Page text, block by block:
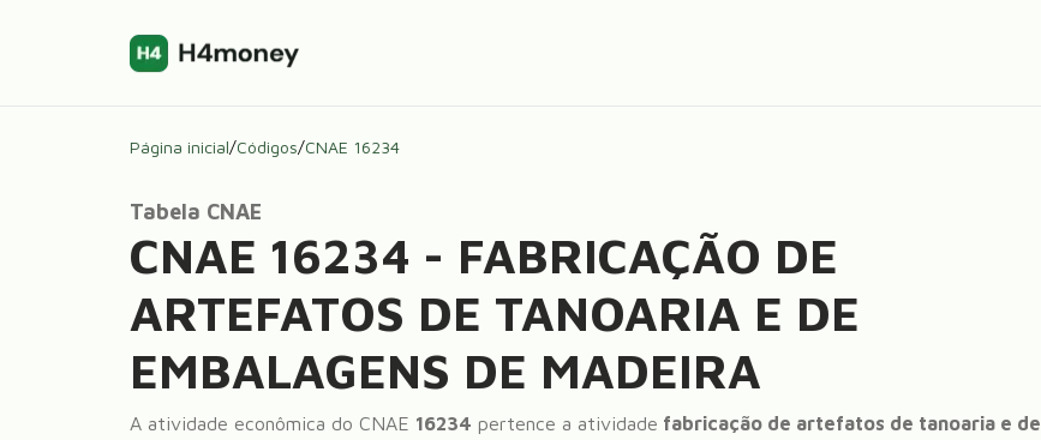
Página inicial/Códigos/CNAE 16234
Tabela CNAE
CNAE 16234 - FABRICAÇÃO DE
ARTEFATOS DE TANOARIA E DE
EMBALAGENS DE MADEIRA
A atividade econômica do CNAE 16234 pertence a atividade fabricação de artefatos de tanoaria e de